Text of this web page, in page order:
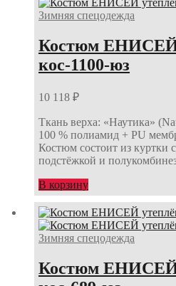
Зимняя спецодежда
Костюм ЕНИСЕЙ
кос-1100-юз
10 118 ₽
Ткань верха: «Наутика»
100 % полиамид + PU
Костюм состоит из куртки
подстёжкой и
В корзину
Зимняя спецодежда
Костюм ЕНИСЕЙ